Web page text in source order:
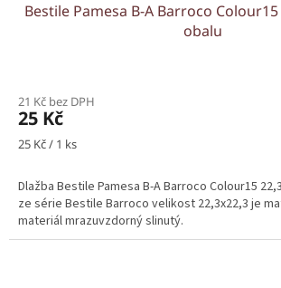
Bestile Pamesa B-A Barroco Colour15
obalu
21 Kč bez DPH
25 Kč
Měrná
25 Kč / 1 ks
Dlažba Bestile Pamesa B-A Barroco Colour15
ze série Bestile Barroco velikost 22,3x22,3 je
materiál mrazuvzdorný slinutý.